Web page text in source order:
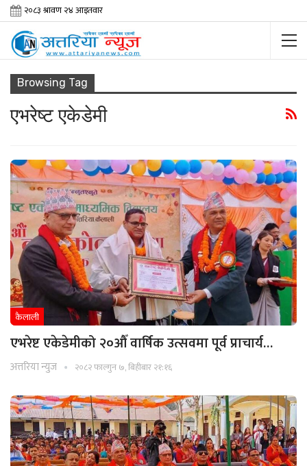
Browsing Tag
एभरेष्ट एकेडेमी
कैलाली
एभरेष्ट एकेडेमीको २०औँ वार्षिक उत्सवमा पूर्व प्राचार्य…
अत्तरिया न्युज २०८२ फाल्गुन ७, बिहीबार २१:१६